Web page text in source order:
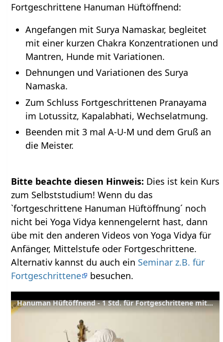
Fortgeschrittene Hanuman Hüftöffnend:
Angefangen mit Surya Namaskar, begleitet
mit einer kurzen Chakra Konzentrationen und
Mantren, Hunde mit Variationen.
Dehnungen und Variationen des Surya
Namaska.
Zum Schluss Fortgeschrittenen Pranayama
im Lotussitz, Kapalabhati, Wechselatmung.
Beenden mit 3 mal A-U-M und dem Gruß an
die Meister.
Bitte beachte diesen Hinweis: Dies ist kein Kurs
zum Selbststudium! Wenn du das
`fortgeschrittene Hanuman Hüftöffnung´ noch
nicht bei Yoga Vidya kennengelernt hast, dann
übe mit den anderen Videos von Yoga Vidya für
Anfänger, Mittelstufe oder Fortgeschrittene.
Alternativ kannst du auch ein Seminar z.B. für
Fortgeschrittene
besuchen.
Hanuman Hüftöffnend - 1 Std. für Fortgeschrittene mit Jana Nuyken, Eva und Ravi